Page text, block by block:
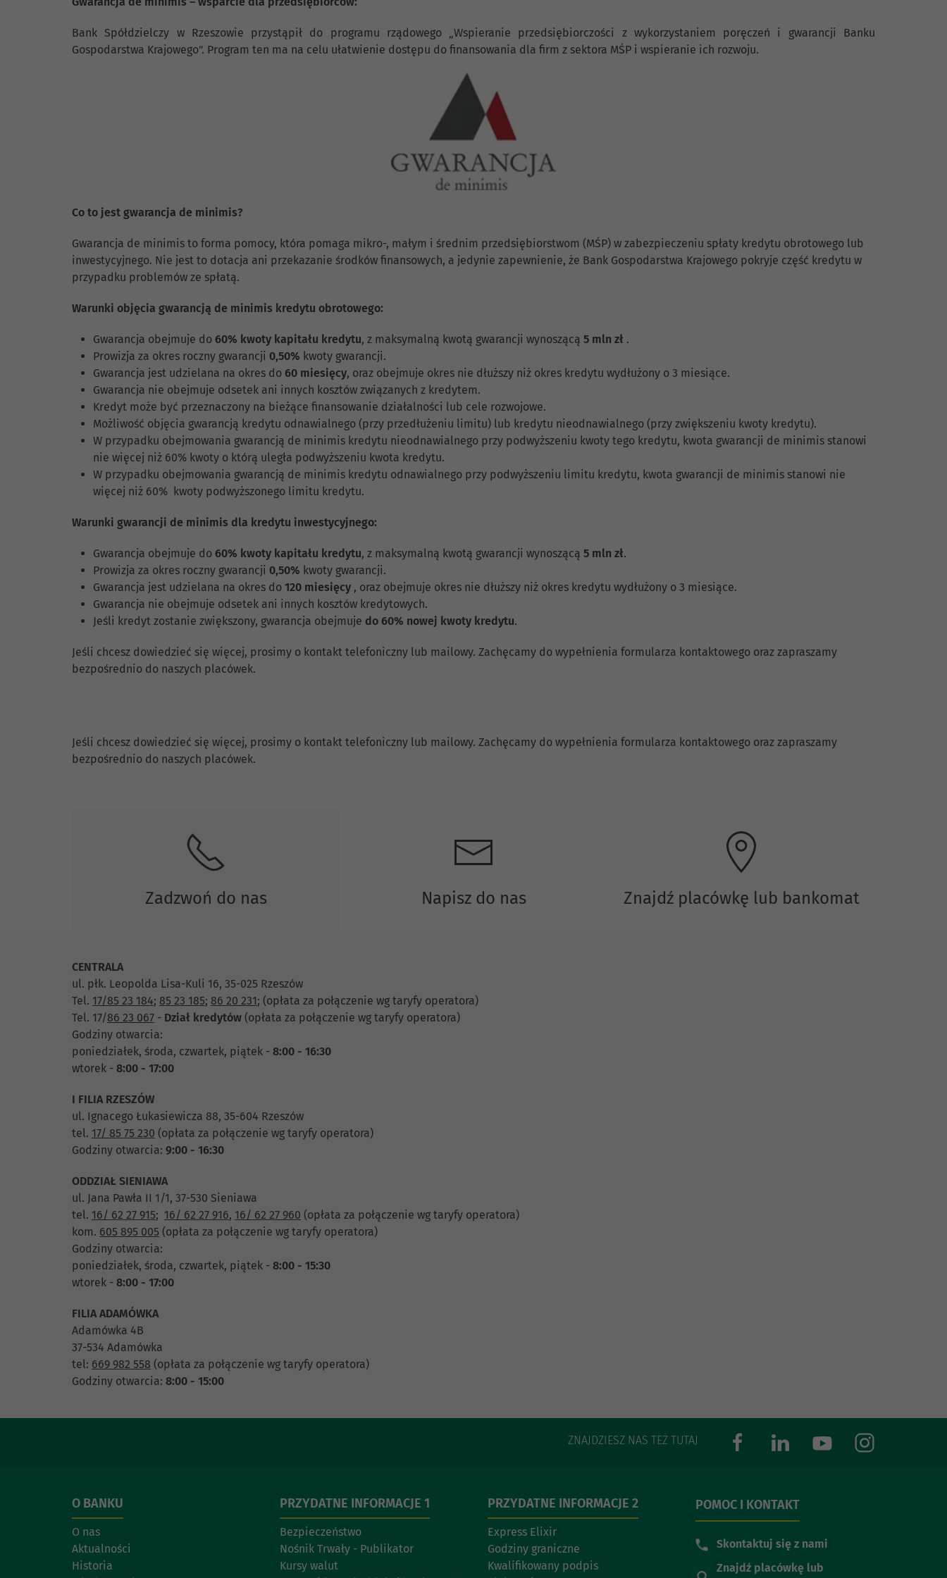
Bank Spółdzielczy w Rzeszowie przystąpił do programu rządowego „Wspieranie przedsiębiorczości z wykorzystaniem poręczeń i gwarancji Banku
Gospodarstwa Krajowego". Program ten ma na celu ułatwienie dostępu do finansowania dla firm z sektora MŚP i wspieranie ich rozwoju.
Co to jest gwarancja de minimis?
Gwarancja de minimis to forma pomocy, która pomaga mikro-, małym i średnim przedsiębiorstwom (MŚP) w zabezpieczeniu spłaty kredytu obrotowego lub
inwestycyjnego. Nie jest to dotacja ani przekazanie środków finansowych, a jedynie zapewnienie, że Bank Gospodarstwa Krajowego pokryje część kredytu w
przypadku problemów ze spłatą.
Warunki objęcia gwarancją de minimis kredytu obrotowego:
Gwarancja obejmuje do 60% kwoty kapitału kredytu, z maksymalną kwotą gwarancji wynoszącą 5 mln zł .
Prowizja za okres roczny gwarancji 0,50% kwoty gwarancji.
Gwarancja jest udzielana na okres do 60 miesięcy, oraz obejmuje okres nie dłuższy niż okres kredytu wydłużony o 3 miesiące.
Gwarancja nie obejmuje odsetek ani innych kosztów związanych z kredytem.
Kredyt może być przeznaczony na bieżące finansowanie działalności lub cele rozwojowe.
Możliwość objęcia gwarancją kredytu odnawialnego (przy przedłużeniu limitu) lub kredytu nieodnawialnego (przy zwiększeniu kwoty kredytu).
W przypadku obejmowania gwarancją de minimis kredytu nieodnawialnego przy podwyższeniu kwoty tego kredytu, kwota gwarancji de minimis stanowi
nie więcej niż 60% kwoty o którą uległa podwyższeniu kwota kredytu.
W przypadku obejmowania gwarancją de minimis kredytu odnawialnego przy podwyższeniu limitu kredytu, kwota gwarancji de minimis stanowi nie
więcej niż 60% kwoty podwyższonego limitu kredytu.
Warunki gwarancji de minimis dla kredytu inwestycyjnego:
Gwarancja obejmuje do 60% kwoty kapitału kredytu, z maksymalną kwotą gwarancji wynoszącą 5 mln zł.
Prowizja za okres roczny gwarancji 0,50% kwoty gwarancji.
Gwarancja jest udzielana na okres do 120 miesięcy , oraz obejmuje okres nie dłuższy niż okres kredytu wydłużony o 3 miesiące.
Gwarancja nie obejmuje odsetek ani innych kosztów kredytowych.
Jeśli kredyt zostanie zwiększony, gwarancja obejmuje do 60% nowej kwoty kredytu.
Jeśli chcesz dowiedzieć się więcej, prosimy o kontakt telefoniczny lub mailowy. Zachęcamy do wypełnienia formularza kontaktowego oraz zapraszamy
bezpośrednio do naszych placówek.
Skontaktuj się z nami.
Jeśli chcesz dowiedzieć się więcej, prosimy o kontakt telefoniczny lub mailowy. Zachęcamy do wypełnienia formularza kontaktowego oraz zapraszamy
bezpośrednio do naszych placówek.
Zadzwoń do nas Napisz do nas Znajdź placówkę lub bankomat
CENTRALA
ul. płk. Leopolda Lisa-Kuli 16, 35-025 Rzeszów
Tel. 17/85 23 184; 85 23 185; 86 20 231; (opłata za połączenie wg taryfy operatora)
Tel. 17/86 23 067 - Dział kredytów (opłata za połączenie wg taryfy operatora)
Godziny otwarcia:
poniedziałek, środa, czwartek, piątek - 8:00 - 16:30
wtorek - 8:00 - 17:00
I FILIA RZESZÓW
ul. Ignacego Łukasiewicza 88, 35-604 Rzeszów
tel. 17/ 85 75 230 (opłata za połączenie wg taryfy operatora)
Godziny otwarcia: 9:00 - 16:30
ODDZIAŁ SIENIAWA
ul. Jana Pawła II 1/1, 37-530 Sieniawa
tel. 16/ 62 27 915; 16/ 62 27 916, 16/ 62 27 960 (opłata za połączenie wg taryfy operatora)
kom. 605 895 005 (opłata za połączenie wg taryfy operatora)
Godziny otwarcia:
poniedziałek, środa, czwartek, piątek - 8:00 - 15:30
wtorek - 8:00 - 17:00
FILIA ADAMÓWKA
Adamówka 4B
37-534 Adamówka
tel: 669 982 558 (opłata za połączenie wg taryfy operatora)
Godziny otwarcia: 8:00 - 15:00
ZNAJDZIESZ NAS TEŻ TUTAJ
O BANKU
O nas
Aktualności
Historia
PRZYDATNE INFORMACJE 1
Bezpieczeństwo
Nośnik Trwały - Publikator
Kursy walut
PRZYDATNE INFORMACJE 2
Express Elixir
Godziny graniczne
Kwalifikowany podpis
POMOC I KONTAKT
Skontaktuj się z nami
Znajdź placówkę lub